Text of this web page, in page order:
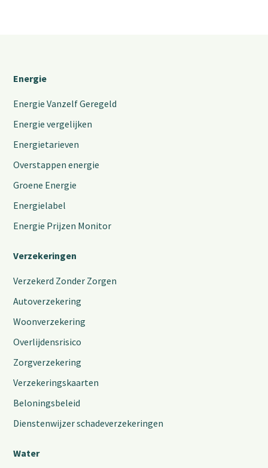
Energie
Energie Vanzelf Geregeld
Energie vergelijken
Energietarieven
Overstappen energie
Groene Energie
Energielabel
Energie Prijzen Monitor
Verzekeringen
Verzekerd Zonder Zorgen
Autoverzekering
Woonverzekering
Overlijdensrisico
Zorgverzekering
Verzekeringskaarten
Beloningsbeleid
Dienstenwijzer schadeverzekeringen
Water